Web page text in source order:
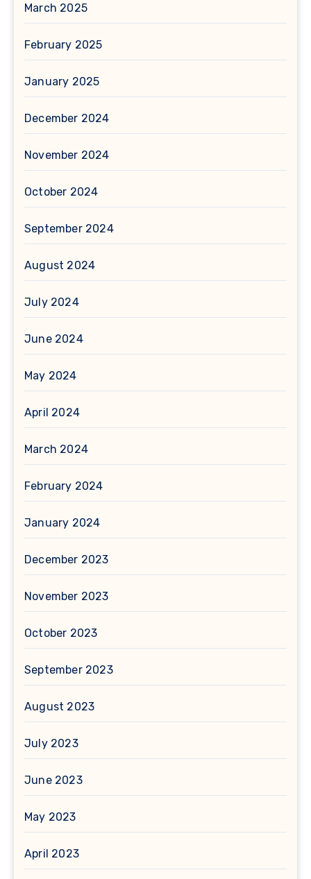
March 2025
February 2025
January 2025
December 2024
November 2024
October 2024
September 2024
August 2024
July 2024
June 2024
May 2024
April 2024
March 2024
February 2024
January 2024
December 2023
November 2023
October 2023
September 2023
August 2023
July 2023
June 2023
May 2023
April 2023